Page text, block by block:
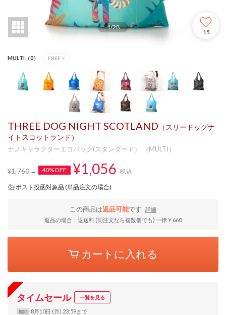
1/28
15
MULTI（0） FREE ×
THREE DOG NIGHT SCOTLAND （スリードッグナ
イトスコットランド）
ナノキャラクターエコバッグ(スタンダード） （MULTI）
¥1,760 40%OFF ¥1,056 税込
ポスト投函対象品 (単品注文の場合)
この商品は返品可能です
詳細
返品の場合：返送料 (同注文なら複数個でも) 一律￥660
カートに入れる
タイムセール 一覧を見る
期間 8月10日 (月) 23:59まで